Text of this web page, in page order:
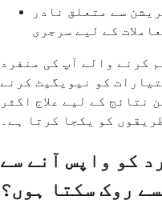
سے متعلق نادر
کے لیے سرجری
کرنے والے آپ کی منفرد
کو نیویگیٹ کرنے
نتائج کے لیے علاج اکثر
کو یکجا کرتا ہے۔
کو واپس آنے سے
روک سکتا ہوں؟